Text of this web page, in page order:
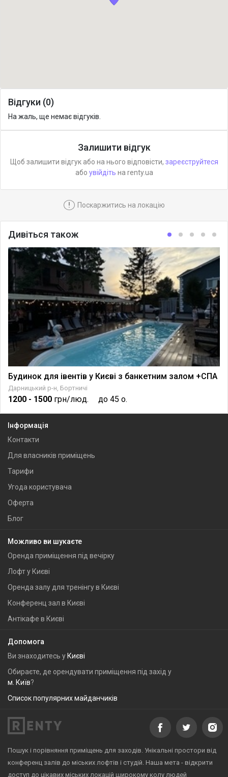
Відгуки (0)
На жаль, ще немає відгуків.
Залишити відгук
Щоб залишити відгук або на нього відповісти, зареєструйтеся
або увійдіть на renty.ua
! Поскаржитись на локацію
Дивіться також
Будинок для івентів у Києві з банкетним залом +СПА
Дарницький р-н, Бортничі
1200 - 1500 грн/люд. до 45 о.
Інформація
Контакти
Для власників приміщень
Тарифи
Угода користувача
Оферта
Блог
Можливо ви шукаєте
Оренда приміщення під вечірку
Лофт у Києві
Оренда залу для тренінгу в Києві
Конференц зал в Києві
Антікафе в Києві
Допомога
Ви знаходитесь у Києві
Обираєте, де орендувати приміщення під захід у
м. Київ?
Список популярних майданчиків
Пошук і порівняння приміщень для заходів. Унікальні простори від
конференц залів до міських лофтів і студій. Наша мета - відкрити
доступ до цікавих міських локацій широкому колу людей